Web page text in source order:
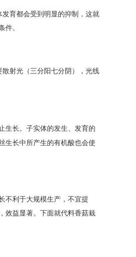
育都会受到明显的抑制，这就
件。
射光（三分阳七分阴），光线
生长。子实体的发生、发育的
生长中所产生的有机酸也会使
不利于大规模生产，不宜提
效益显著。下面就代料香菇栽